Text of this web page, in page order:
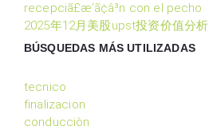
recepciã£æ’ã¢â³n con el pecho
2025年12月美股upst投资价值分析
BÚSQUEDAS MÁS UTILIZADAS
tecnico
finalizacion
conducciòn